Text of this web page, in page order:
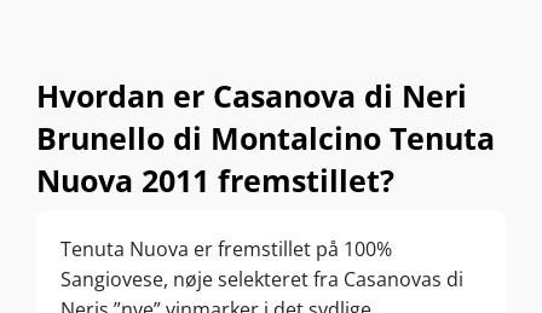
Hvordan er Casanova di Neri
Brunello di Montalcino Tenuta
Nuova 2011 fremstillet?
Tenuta Nuova er fremstillet på 100%
Sangiovese, nøje selekteret fra Casanovas di